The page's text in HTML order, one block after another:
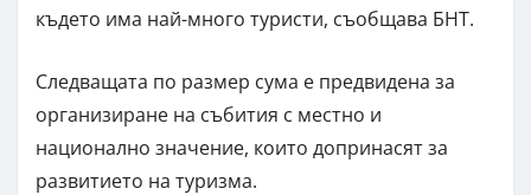
където има най-много туристи, съобщава БНТ.
Следващата по размер сума е предвидена за
организиране на събития с местно и
национално значение, които допринасят за
развитието на туризма.